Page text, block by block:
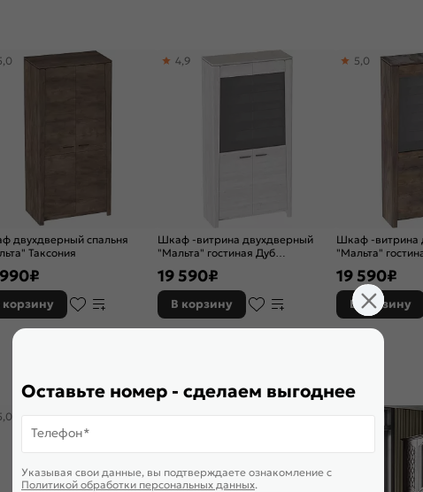
С полками
двухдверный спальня
Таксония
₽
корзину
Шкаф -витрина двухдверный
"Мальта" гостиная Дуб
4,9
19 590₽
В корзину
Шкаф -витрина
"Мальта"
5,0
19 590₽
В корзину
5,0 5,0
Оставьте номер - сделаем выгоднее
Телефон*
Указывая свои данные, вы подтверждаете ознакомление c
Политикой обработки персональных данных.